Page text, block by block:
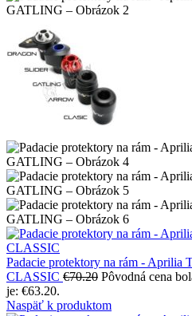
Padacie protektory na rám - Aprilia
CLASSIC €70.20 Pôvodná cena
je: €63.20.
Naspäť k produktom